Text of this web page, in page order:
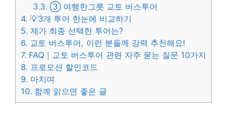
3.3. ③ 여행한그릇 교토 버스투어
4. 💡3개 투어 한눈에 비교하기
5. 제가 최종 선택한 투어는?
6. 교토 버스투어, 이런 분들께 강력 추천해요!
7. FAQ｜교토 버스투어 관련 자주 묻는 질문 10가지
8. 프로모션 할인코드
9. 마치며
10. 함께 읽으면 좋은 글